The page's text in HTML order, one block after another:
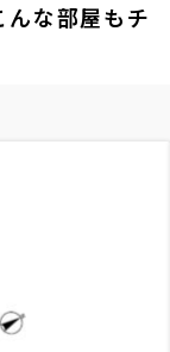
な部屋もチ